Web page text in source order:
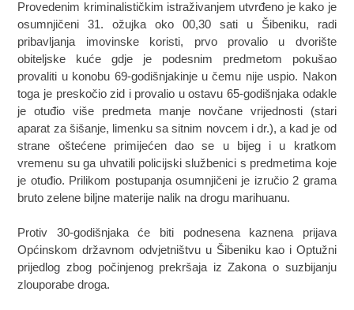
Provedenim kriminalističkim istraživanjem utvrđeno je kako je
osumnjičeni 31. ožujka oko 00,30 sati u Šibeniku, radi
pribavljanja imovinske koristi, prvo provalio u dvorište
obiteljske kuće gdje je podesnim predmetom pokušao
provaliti u konobu 69-godišnjakinje u čemu nije uspio. Nakon
toga je preskočio zid i provalio u ostavu 65-godišnjaka odakle
je otuđio više predmeta manje novčane vrijednosti (stari
aparat za šišanje, limenku sa sitnim novcem i dr.), a kad je od
strane oštećene primijećen dao se u bijeg i u kratkom
vremenu su ga uhvatili policijski službenici s predmetima koje
je otuđio. Prilikom postupanja osumnjičeni je izručio 2 grama
bruto zelene biljne materije nalik na drogu marihuanu.
Protiv 30-godišnjaka će biti podnesena kaznena prijava
Općinskom državnom odvjetništvu u Šibeniku kao i Optužni
prijedlog zbog počinjenog prekršaja iz Zakona o suzbijanju
zlouporabe droga.